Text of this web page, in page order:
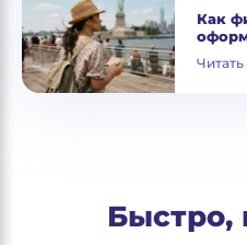
Как
Быстро,